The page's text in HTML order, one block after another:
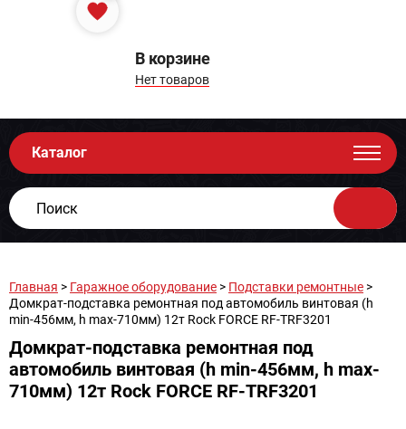
В корзине
Нет товаров
Каталог
Главная > Гаражное оборудование > Подставки ремонтные >
Домкрат-подставка ремонтная под автомобиль винтовая (h
min-456мм, h max-710мм) 12т Rock FORCE RF-TRF3201
Домкрат-подставка ремонтная под
автомобиль винтовая (h min-456мм, h max-
710мм) 12т Rock FORCE RF-TRF3201